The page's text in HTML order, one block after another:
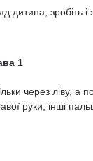
дитина, зробіть
1
через ліву, а
руки, інші